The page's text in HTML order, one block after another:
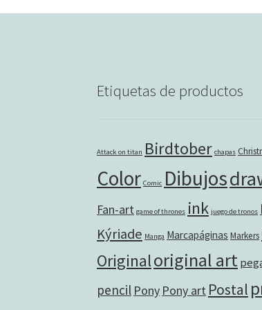
Etiquetas de productos
Attack on titan Birdtober chapas
Color Comic Dibujos
Fan-art game of thrones ink juego de tronos
Kýriade Manga Marcapáginas Markers
Originaloriginal art
pencil Pony Pony art Postal